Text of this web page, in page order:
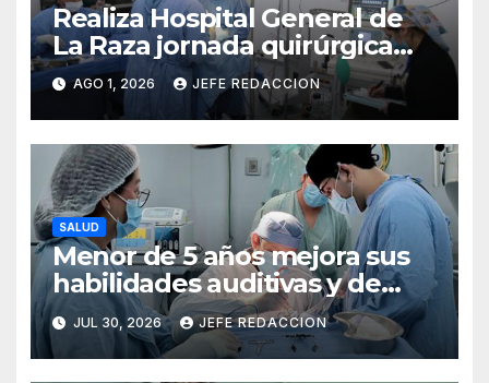
Realiza Hospital General de
La Raza jornada quirúrgica
que transforma la vida de 10
menores con labio y paladar
hendido
AGO 1, 2026 JEFE REDACCION
SALUD
Menor de 5 años mejora sus
habilidades auditivas y de
lenguaje tras intervención en
Hospital de Especialidades
del IMSS en Puebla
JUL 30, 2026 JEFE REDACCION